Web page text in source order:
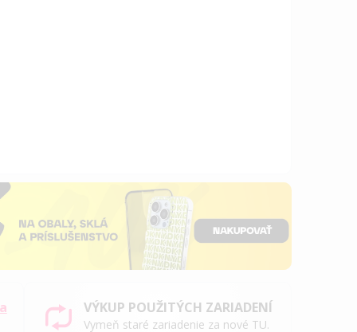
VÝKUP POUŽITÝCH ZARIADENÍ
Vymeň staré zariadenie za nové TU.